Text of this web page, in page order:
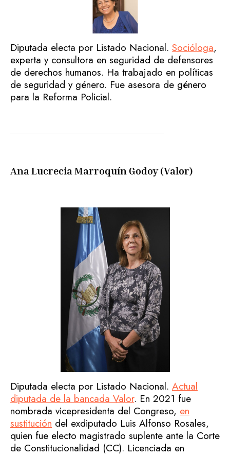
Diputada electa por Listado Nacional. Socióloga,
experta y consultora en seguridad de defensores
de derechos humanos. Ha trabajado en políticas
de seguridad y género. Fue asesora de género
para la Reforma Policial.
Ana Lucrecia Marroquín Godoy (Valor)
Diputada electa por Listado Nacional. Actual
diputada de la bancada Valor. En 2021 fue
nombrada vicepresidenta del Congreso, en
sustitución del exdiputado Luis Alfonso Rosales,
quien fue electo magistrado suplente ante la Corte
de Constitucionalidad (CC). Licenciada en